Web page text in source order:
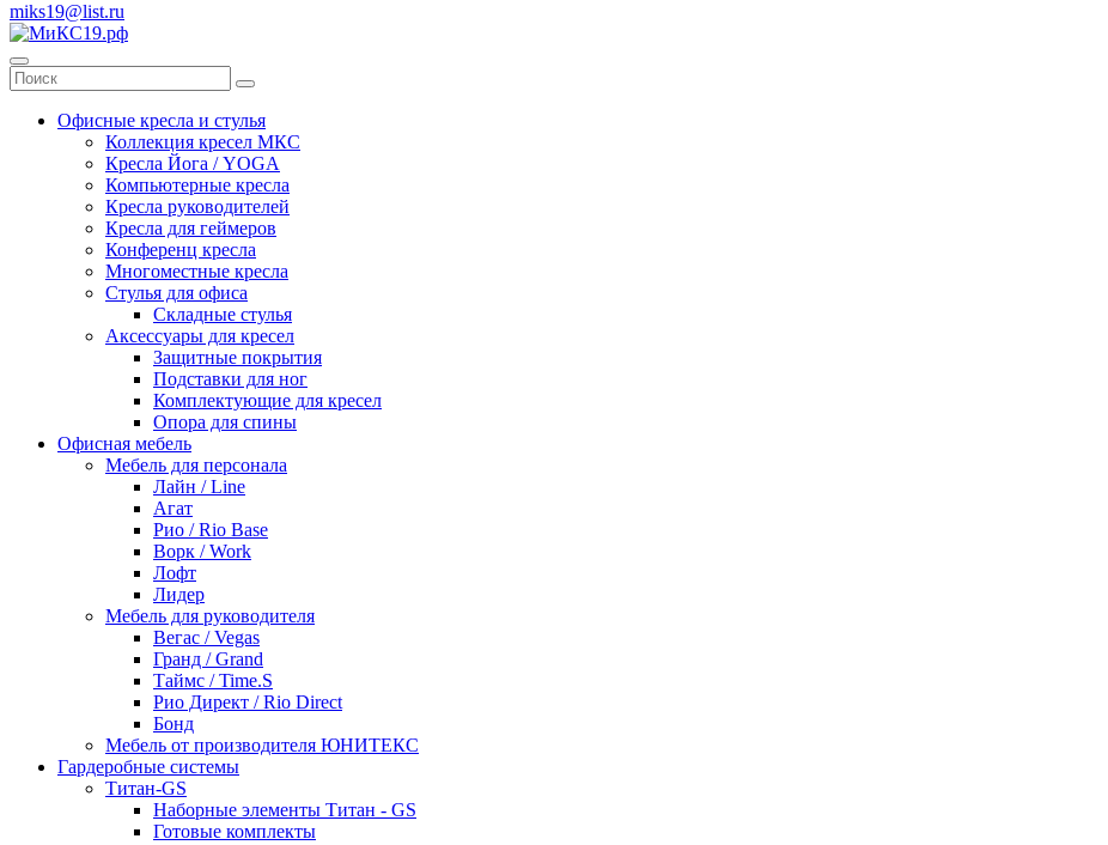
miks19@list.ru
Офисные кресла и стулья
Коллекция кресел МКС
Кресла Йога / YOGA
Компьютерные кресла
Кресла руководителей
Кресла для геймеров
Конференц кресла
Многоместные кресла
Стулья для офиса
Складные стулья
Аксессуары для кресел
Защитные покрытия
Подставки для ног
Комплектующие для кресел
Опора для спины
Офисная мебель
Мебель для персонала
Лайн / Line
Агат
Рио / Rio Base
Ворк / Work
Лофт
Лидер
Мебель для руководителя
Вегас / Vegas
Гранд / Grand
Таймс / Time.S
Рио Директ / Rio Direct
Бонд
Мебель от производителя ЮНИТЕКС
Гардеробные системы
Титан-GS
Наборные элементы Титан - GS
Готовые комплекты